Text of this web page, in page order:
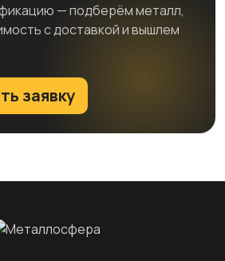
— подберём металл,
с доставкой и вышлем
заявку